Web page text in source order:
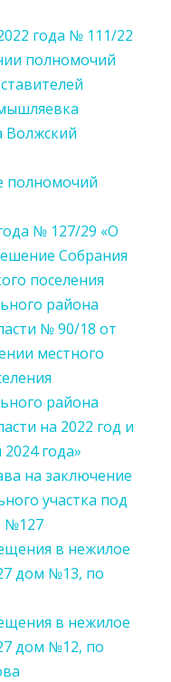
года № 111/22
полномочий
Волжский
полномочий
№ 127/29 «О
Собрания
поселения
района
№ 90/18 от
местного
района
на 2022 год и
года»
на заключение
участка под
№127
в нежилое
дом №13, по
в нежилое
дом №12, по